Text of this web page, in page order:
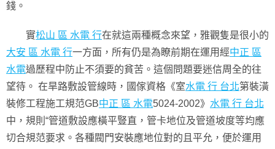
錢。
實松山 區 水電 行在就這兩種概念來望，雅觀隻是很小的
大安 區 水電 行一方面，所有仍是為瞭前期在運用經中正 區
水電過歷程中防止不須要的貧苦。這個問題要迷信周全的往
望待。 在旱路敷設管線時，國傢資格《室水電 行 台北第裝潢
裝修工程施工規范GB中正 區 水電5024-2002》 水電 行 台北
中，規則“管道敷設應橫平豎直，管卡地位及管道坡度等均應
切合規范要求。各種閥門安裝應地位對的且平允，便於運用